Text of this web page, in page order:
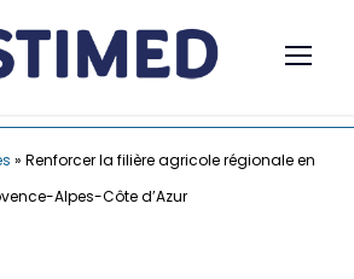
» Renforcer la filière agricole régionale en
Alpes-Côte d’Azur